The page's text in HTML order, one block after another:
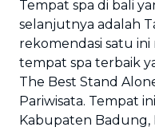
Tempat spa di bali
selanjutnya adalah
rekomendasi satu
tempat spa terbaik
The Best Stand
Pariwisata. Tempat
Kabupaten Badung,